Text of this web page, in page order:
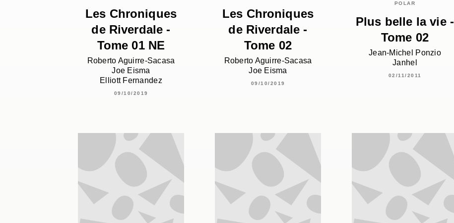
Les Chroniques
de Riverdale -
Tome 01 NE
Roberto Aguirre-Sacasa
Joe Eisma
Elliott Fernandez
09/10/2019
Les Chroniques
de Riverdale -
Tome 02
Roberto Aguirre-Sacasa
Joe Eisma
09/10/2019
POLAR
Plus belle la vie -
Tome 02
Jean-Michel Ponzio
Janhel
02/11/2011